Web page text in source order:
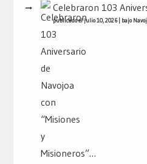
Celebraron 103
publicado el julio 10, 2026| bajo